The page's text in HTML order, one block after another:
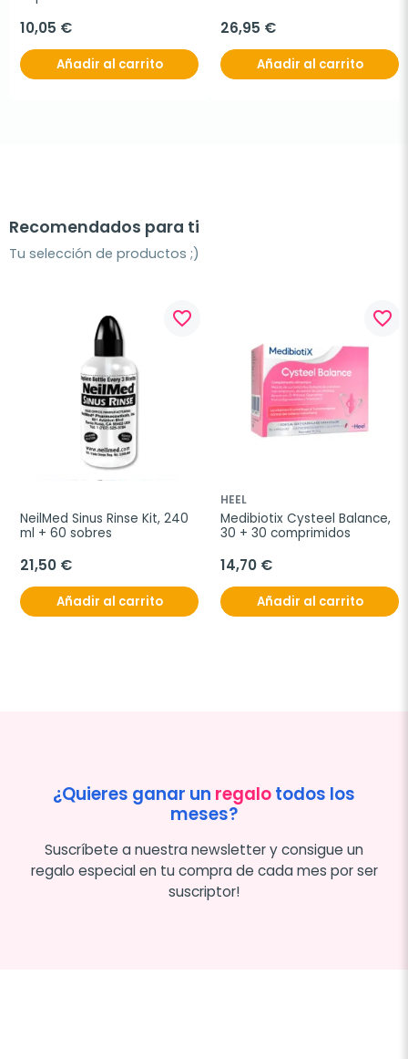
10,05 €
Añadir al carrito
26,95 €
Añadir al carrito
Recomendados para ti
Tu selección de productos ;)
favorite_border
NeilMed Sinus Rinse Kit, 240
ml + 60 sobres
21,50 €
Añadir al carrito
favorite_border
HEEL
Medibiotix Cysteel Balance,
30 + 30 comprimidos
14,70 €
Añadir al carrito
¿Quieres ganar un regalotodos los
meses?
Suscríbete a nuestra newsletter y consigue un
regalo especial en tu compra de cada mes por ser
suscriptor!